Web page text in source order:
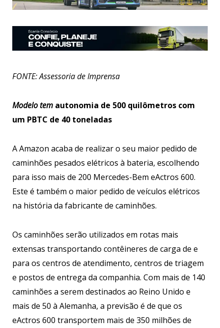
FONTE: Assessoria de Imprensa
Modelo tem autonomia de 500 quilômetros com
um PBTC de 40 toneladas
A Amazon acaba de realizar o seu maior pedido de
caminhões pesados elétricos à bateria, escolhendo
para isso mais de 200 Mercedes-Bem eActros 600.
Este é também o maior pedido de veículos elétricos
na história da fabricante de caminhões.
Os caminhões serão utilizados em rotas mais
extensas transportando contêineres de carga de e
para os centros de atendimento, centros de triagem
e postos de entrega da companhia. Com mais de 140
caminhões a serem destinados ao Reino Unido e
mais de 50 à Alemanha, a previsão é de que os
eActros 600 transportem mais de 350 milhões de